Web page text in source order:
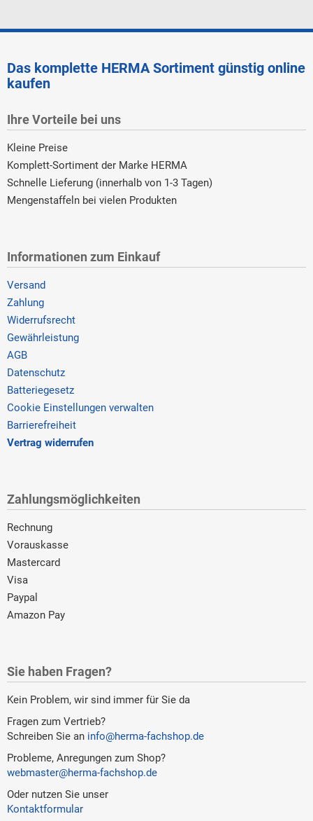
Das komplette HERMA Sortiment günstig online
kaufen
Ihre Vorteile bei uns
Kleine Preise
Komplett-Sortiment der Marke HERMA
Schnelle Lieferung (innerhalb von 1-3 Tagen)
Mengenstaffeln bei vielen Produkten
Informationen zum Einkauf
Versand
Zahlung
Widerrufsrecht
Gewährleistung
AGB
Datenschutz
Batteriegesetz
Cookie Einstellungen verwalten
Barrierefreiheit
Vertrag widerrufen
Zahlungsmöglichkeiten
Rechnung
Vorauskasse
Mastercard
Visa
Paypal
Amazon Pay
Sie haben Fragen?
Kein Problem, wir sind immer für Sie da
Fragen zum Vertrieb?
Schreiben Sie an info@herma-fachshop.de
Probleme, Anregungen zum Shop?
webmaster@herma-fachshop.de
Oder nutzen Sie unser
Kontaktformular